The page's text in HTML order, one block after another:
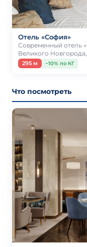
Отель «София»
Современный отель
Великого Новгорода,
295 м −10% по КГ
Что посмотреть